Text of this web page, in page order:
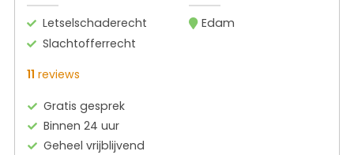
Letselschaderecht
Slachtofferrecht
Edam
11 reviews
Gratis gesprek
Binnen 24 uur
Geheel vrijblijvend